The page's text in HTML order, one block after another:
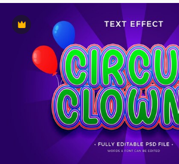
Premium